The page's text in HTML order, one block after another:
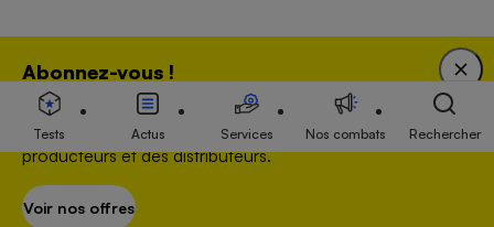
Abonnez-vous !
Bénéficiez d'une expertise unique tout en soutenant
une association 100 % indépendante de l'Etat, des
producteurs et des distributeurs.
Voir nos offres
Association indépendante de l’État, des syndicats, des producteurs et des
distributeurs depuis 1951.
Tests Actus Services Nos combats Rechercher